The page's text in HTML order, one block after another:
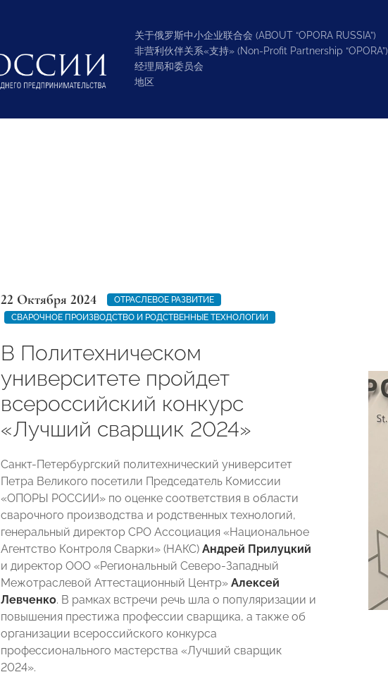
关于俄罗斯中小企业联合会 (ABOUT “OPORA RUSSIA”)
非营利伙伴关系«支持» (Non-Profit Partnership “OPORA”)
经理局和委员会
地区
22 Октября 2024
ОТРАСЛЕВОЕ РАЗВИТИЕ
СВАРОЧНОЕ ПРОИЗВОДСТВО И РОДСТВЕННЫЕ ТЕХНОЛОГИИ
В Политехническом
университете пройдет
всероссийский конкурс
«Лучший сварщик 2024»
Санкт-Петербургский политехнический университет
Петра Великого посетили Председатель Комиссии
«ОПОРЫ РОССИИ» по оценке соответствия в области
сварочного производства и родственных технологий,
генеральный директор СРО Ассоциация «Национальное
Агентство Контроля Сварки» (НАКС) Андрей Прилуцкий
и директор ООО «Региональный Северо-Западный
Межотраслевой Аттестационный Центр» Алексей
Левченко. В рамках встречи речь шла о популяризации и
повышения престижа профессии сварщика, а также об
организации всероссийского конкурса
профессионального мастерства «Лучший сварщик
2024».